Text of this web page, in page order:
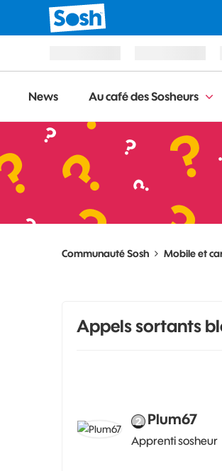
News Au café des Sosheurs
Communauté Sosh Mobile et
Appels sortants
Plum67
Apprenti sosheur